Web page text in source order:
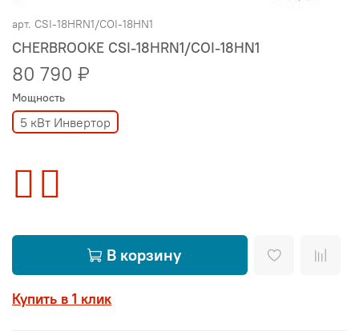
арт. CSI-18HRN1/COI-18HN1
CHERBROOKE CSI-18HRN1/COI-18HN1
80 790 ₽
Мощность
5 кВт Инвертор
В корзину
Купить в 1 клик